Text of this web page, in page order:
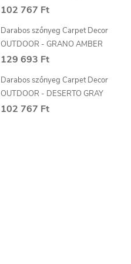
102 767 Ft
Darabos szőnyeg Carpet Decor
OUTDOOR - GRANO AMBER
129 693 Ft
Darabos szőnyeg Carpet Decor
OUTDOOR - DESERTO GRAY
102 767 Ft